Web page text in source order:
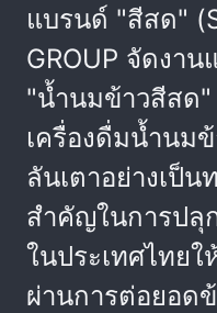
แบรนด์ "สีสด"
GROUP จัดงา
"น้ำนมข้าวสีสด"
เครื่องดื่มน้ำนม
ลันเตาอย่างเป็
สำคัญในการปลุ
ในประเทศไทย
ผ่านการต่อยอด